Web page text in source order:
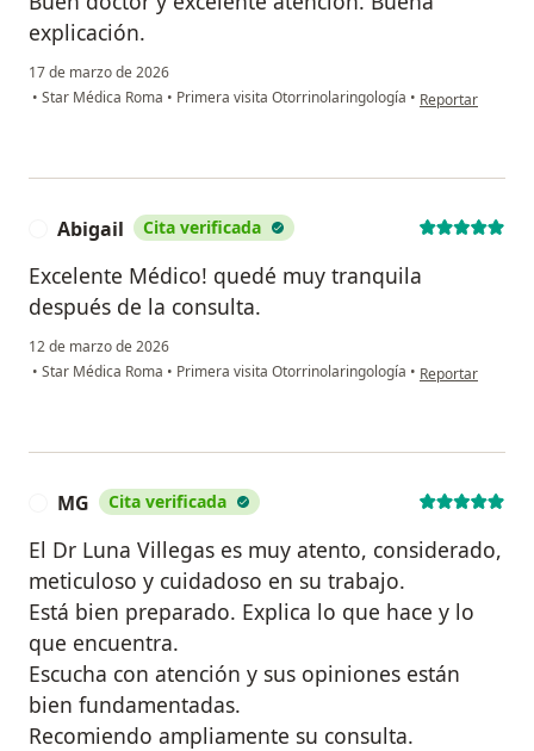
explicación.
17 de marzo de 2026
• Star Médica Roma • Primera visita Otorrinolaringología • en opinión del
Reportar
Abigail Cita verificada
Excelente Médico! quedé muy tranquila
después de la consulta.
12 de marzo de 2026
• Star Médica Roma • Primera visita Otorrinolaringología • en opinión del
Reportar
MG Cita verificada
El Dr Luna Villegas es muy atento, considerado,
meticuloso y cuidadoso en su trabajo.
Está bien preparado. Explica lo que hace y lo
que encuentra.
Escucha con atención y sus opiniones están
bien fundamentadas.
Recomiendo ampliamente su consulta.